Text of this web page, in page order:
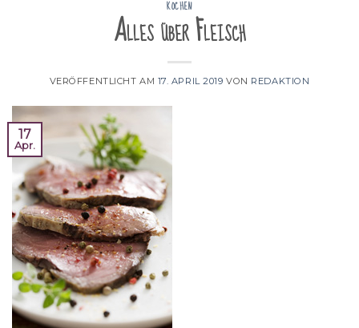
KOCHEN
Alles über Fleisch
VERÖFFENTLICHT AM 17. APRIL 2019 VON REDAKTION
17
Apr.